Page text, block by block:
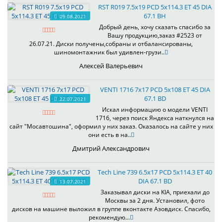
09.08.2021
RST R019 7.5x19 PCD 5x114.3 ET 45 DIA
67.1 BH
Добрый день, хочу сказать спасибо за
Вашу продукцию,заказ #2523 от
26.07.21. Диски получены,собраны и отбалансированы,
шиномонтажник был удивлен-грузи..
Алексей Валерьевич
22.07.2021
VENTI 1716 7x17 PCD 5x108 ET 45 DIA
67.1 BD
Искал информацию о модели VENTI
1716, через поиск Яндекса наткнулся на
сайт "Мосавтошина", оформил у них заказ. Оказалось на сайте у них
они есть в на..
Дмитрий Александрович
13.07.2021
Tech Line 739 6.5x17 PCD 5x114.3 ET 40
DIA 67.1 BD
Заказывал диски на KIA, приехали до
Москвы за 2 дня. Установил, фото
дисков на машине выложил в группе вконтакте Азовдиск. Спасибо,
рекомендую...